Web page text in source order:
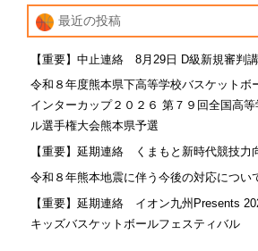
最近の投稿
【重要】中止連絡 8月29日 D級新規審判
令和８年度熊本県下高等学校バスケットボ
インターカップ２０２６ 第７９回全国高
ル選手権大会熊本県予選
【重要】延期連絡 くまもと新時代競技力
令和８年熊本地震に伴う今後の対応につい
【重要】延期連絡 イオン九州Presents
キッズバスケットボールフェスティバル